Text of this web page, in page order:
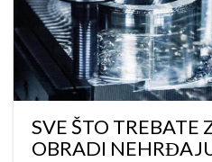
SVE ŠTO TREBATE
OBRADI